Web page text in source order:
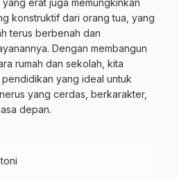
erat juga memungkinkan
konstruktif dari orang tua, yang
terus berbenah dan
Dengan membangun
rumah dan sekolah, kita
yang ideal untuk
yang cerdas, berkarakter,
depan.